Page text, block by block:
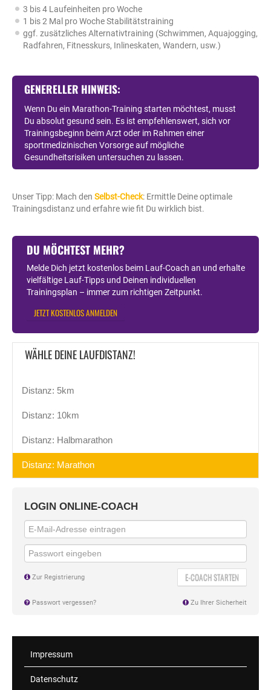
3 bis 4 Laufeinheiten pro Woche
1 bis 2 Mal pro Woche Stabilitätstraining
ggf. zusätzliches Alternativtraining (Schwimmen, Aquajogging,
Radfahren, Fitnesskurs, Inlineskaten, Wandern, usw.)
GENERELLER HINWEIS:
Wenn Du ein Marathon-Training starten möchtest, musst
Du absolut gesund sein. Es ist empfehlenswert, sich vor
Trainingsbeginn beim Arzt oder im Rahmen einer
sportmedizinischen Vorsorge auf mögliche
Gesundheitsrisiken untersuchen zu lassen.
Unser Tipp: Mach den Selbst-Check: Ermittle Deine optimale
Trainingsdistanz und erfahre wie fit Du wirklich bist.
DU MÖCHTEST MEHR?
Melde Dich jetzt kostenlos beim Lauf-Coach an und erhalte
vielfältige Lauf-Tipps und Deinen individuellen
Trainingsplan – immer zum richtigen Zeitpunkt.
JETZT KOSTENLOS ANMELDEN
WÄHLE DEINE LAUFDISTANZ!
Distanz: 5km
Distanz: 10km
Distanz: Halbmarathon
Distanz: Marathon
LOGIN ONLINE-COACH
E-COACH STARTEN
Zur Registrierung
Passwort vergessen? Zu Ihrer Sicherheit
Impressum
Datenschutz